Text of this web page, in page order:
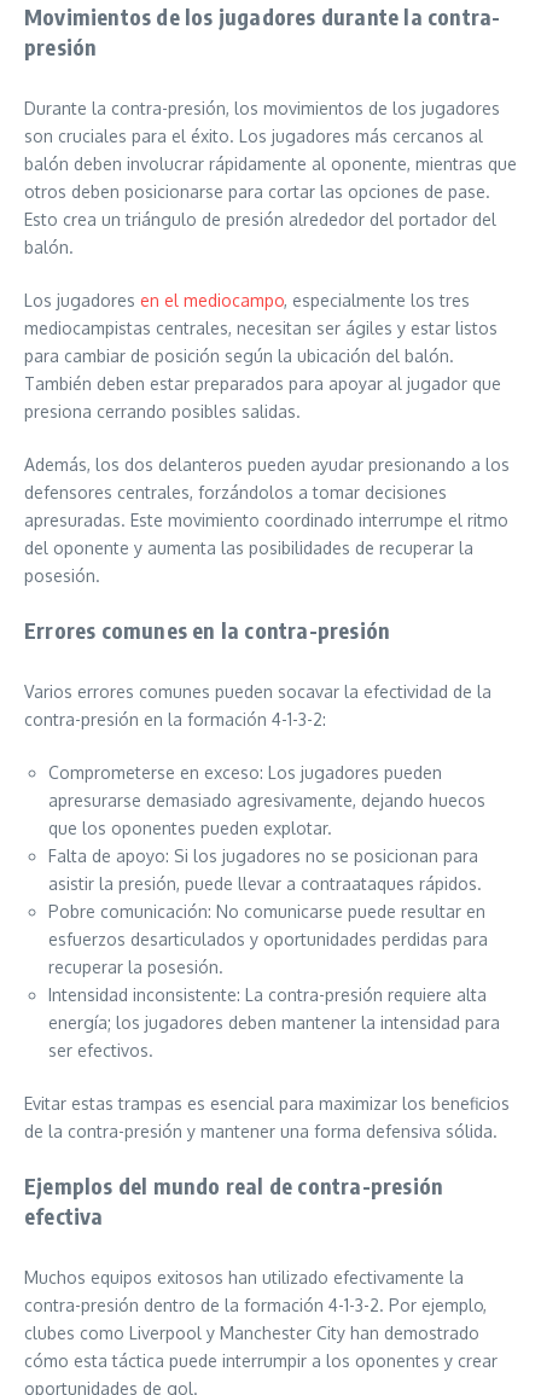
Movimientos de los jugadores durante la contra-
presión
Durante la contra-presión, los movimientos de los jugadores
son cruciales para el éxito. Los jugadores más cercanos al
balón deben involucrar rápidamente al oponente, mientras que
otros deben posicionarse para cortar las opciones de pase.
Esto crea un triángulo de presión alrededor del portador del
balón.
Los jugadores en el mediocampo, especialmente los tres
mediocampistas centrales, necesitan ser ágiles y estar listos
para cambiar de posición según la ubicación del balón.
También deben estar preparados para apoyar al jugador que
presiona cerrando posibles salidas.
Además, los dos delanteros pueden ayudar presionando a los
defensores centrales, forzándolos a tomar decisiones
apresuradas. Este movimiento coordinado interrumpe el ritmo
del oponente y aumenta las posibilidades de recuperar la
posesión.
Errores comunes en la contra-presión
Varios errores comunes pueden socavar la efectividad de la
contra-presión en la formación 4-1-3-2:
Comprometerse en exceso: Los jugadores pueden
apresurarse demasiado agresivamente, dejando huecos
que los oponentes pueden explotar.
Falta de apoyo: Si los jugadores no se posicionan para
asistir la presión, puede llevar a contraataques rápidos.
Pobre comunicación: No comunicarse puede resultar en
esfuerzos desarticulados y oportunidades perdidas para
recuperar la posesión.
Intensidad inconsistente: La contra-presión requiere alta
energía; los jugadores deben mantener la intensidad para
ser efectivos.
Evitar estas trampas es esencial para maximizar los beneficios
de la contra-presión y mantener una forma defensiva sólida.
Ejemplos del mundo real de contra-presión
efectiva
Muchos equipos exitosos han utilizado efectivamente la
contra-presión dentro de la formación 4-1-3-2. Por ejemplo,
clubes como Liverpool y Manchester City han demostrado
cómo esta táctica puede interrumpir a los oponentes y crear
oportunidades de gol.